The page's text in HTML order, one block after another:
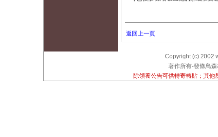
返回上一頁
Copyright (c) 2002
著作所有-發條鳥
除領養公告可供轉寄轉貼；其